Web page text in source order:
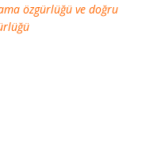
özgürlüğü ve doğru